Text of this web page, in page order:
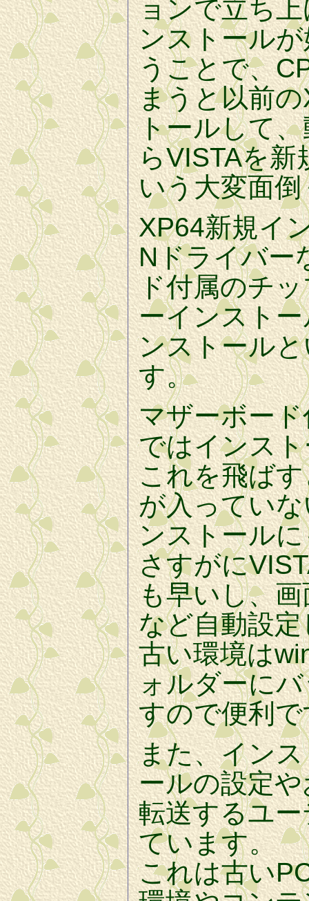
ョンで立ち
ンストール
うことで、
まうと以前
トールして
らVISTAを新
いう大変面
XP64新規イ
Nドライバー
ド付属のチ
ーインスト
ンストール
す。
マザーボー
ではインス
これを飛ば
が入ってい
ンストール
さすがに
も早いし、
など自動設
古い環境は
ォルダーに
すので便利
また、イン
ールの設定
転送するユ
ています。
これは古い